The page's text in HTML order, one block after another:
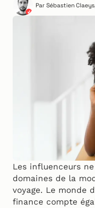
Par Sébastien Claeys
Les influenceurs
domaines de la
voyage. Le monde
finance compte